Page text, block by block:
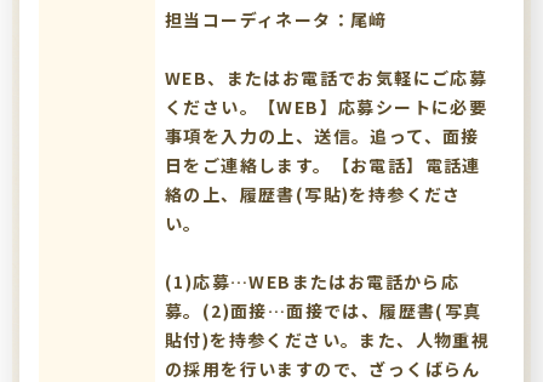
担当コーディネータ：尾﨑
WEB、またはお電話でお気軽にご応募
ください。【WEB】応募シートに必要
事項を入力の上、送信。追って、面接
日をご連絡します。【お電話】電話連
絡の上、履歴書(写貼)を持参くださ
い。
(1)応募…WEBまたはお電話から応
募。(2)面接…面接では、履歴書(写真
貼付)を持参ください。また、人物重視
の採用を行いますので、ざっくばらん